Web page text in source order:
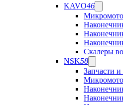
KAVO46
Скалеры
NSK58
Запчасти